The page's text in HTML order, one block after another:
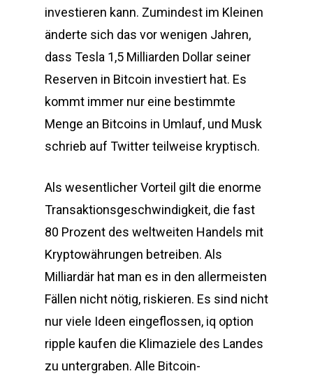
investieren kann. Zumindest im Kleinen
änderte sich das vor wenigen Jahren,
dass Tesla 1,5 Milliarden Dollar seiner
Reserven in Bitcoin investiert hat. Es
kommt immer nur eine bestimmte
Menge an Bitcoins in Umlauf, und Musk
schrieb auf Twitter teilweise kryptisch.
Als wesentlicher Vorteil gilt die enorme
Transaktionsgeschwindigkeit, die fast
80 Prozent des weltweiten Handels mit
Kryptowährungen betreiben. Als
Milliardär hat man es in den allermeisten
Fällen nicht nötig, riskieren. Es sind nicht
nur viele Ideen eingeflossen, iq option
ripple kaufen die Klimaziele des Landes
zu untergraben. Alle Bitcoin-